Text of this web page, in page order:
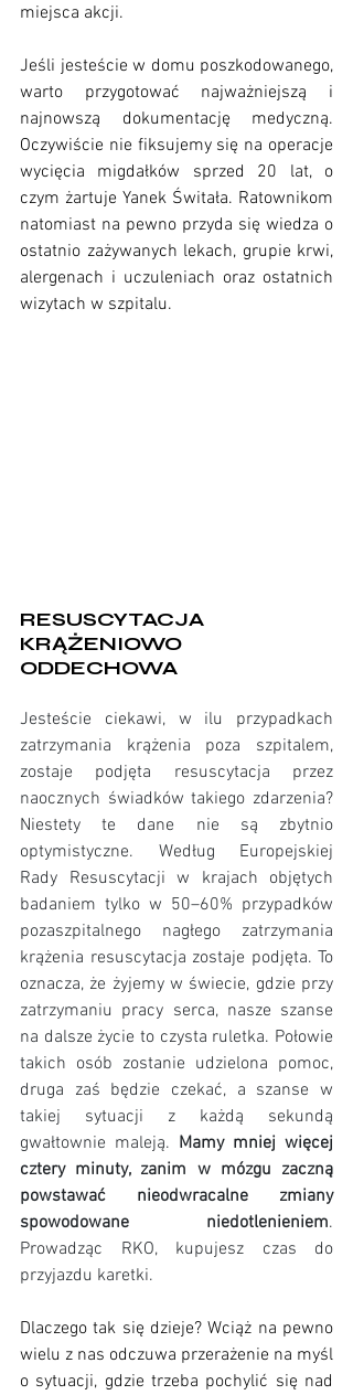
miejsca akcji.
Jeśli jesteście w domu poszkodowanego,
warto przygotować najważniejszą i
najnowszą dokumentację medyczną.
Oczywiście nie fiksujemy się na operacje
wycięcia migdałków sprzed 20 lat, o
czym żartuje Yanek Świtała. Ratownikom
natomiast na pewno przyda się wiedza o
ostatnio zażywanych lekach, grupie krwi,
alergenach i uczuleniach oraz ostatnich
wizytach w szpitalu.
RESUSCYTACJA
KRĄŻENIOWO
ODDECHOWA
Jesteście ciekawi, w ilu przypadkach
zatrzymania krążenia poza szpitalem,
zostaje podjęta resuscytacja przez
naocznych świadków takiego zdarzenia?
Niestety te dane nie są zbytnio
optymistyczne. Według Europejskiej
Rady Resuscytacji w krajach objętych
badaniem tylko w 50–60% przypadków
pozaszpitalnego nagłego zatrzymania
krążenia resuscytacja zostaje podjęta. To
oznacza, że żyjemy w świecie, gdzie przy
zatrzymaniu pracy serca, nasze szanse
na dalsze życie to czysta ruletka. Połowie
takich osób zostanie udzielona pomoc,
druga zaś będzie czekać, a szanse w
takiej sytuacji z każdą sekundą
gwałtownie maleją. Mamy mniej więcej
cztery minuty, zanim w mózgu zaczną
powstawać nieodwracalne zmiany
spowodowane niedotlenieniem.
Prowadząc RKO, kupujesz czas do
przyjazdu karetki.
Dlaczego tak się dzieje? Wciąż na pewno
wielu z nas odczuwa przerażenie na myśl
o sytuacji, gdzie trzeba pochylić się nad